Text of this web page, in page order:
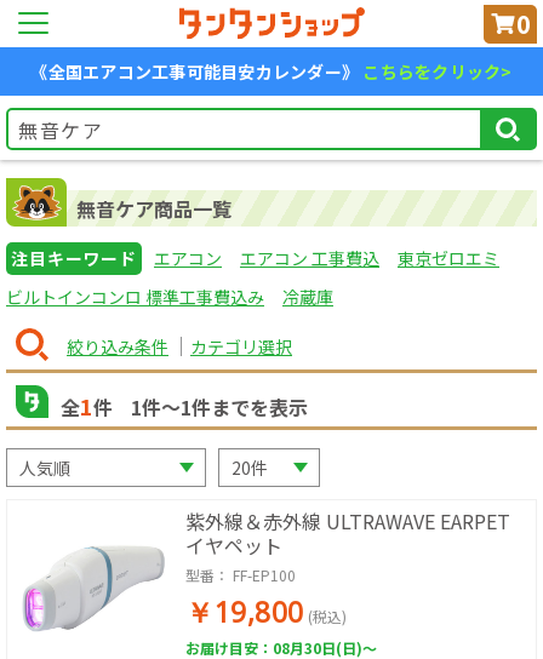
0
《全国エアコン工事可能目安カレンダー》 こちらをクリック>
無音ケア商品一覧
注目キーワード エアコン エアコン 工事費込
東京ゼロエミ
ビルトインコンロ 標準工事費込み
冷蔵庫
絞り込み条件 カテゴリ選択
全1件 1件〜1件までを表示
紫外線＆赤外線 ULTRAWAVE EARPET
イヤペット
型番： FF-EP100
￥19,800 (税込)
お届け目安：08月30日(日)～